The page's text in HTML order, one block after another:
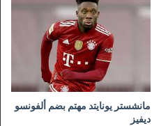
مانشستر يونايتد مهتم بضم ألفونسو
ديفيز